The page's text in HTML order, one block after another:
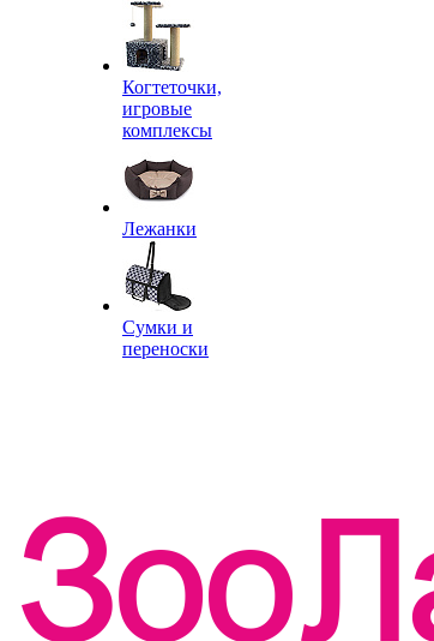
Когтеточки,
игровые
комплексы
Лежанки
Сумки и
переноски